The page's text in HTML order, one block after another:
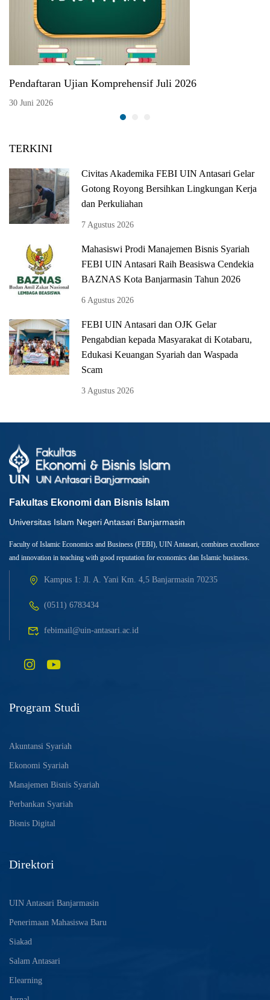
Pendaftaran Ujian Komprehensif Juli 2026
30 Juni 2026
TERKINI
Civitas Akademika FEBI UIN Antasari Gelar
Gotong Royong Bersihkan Lingkungan Kerja
dan Perkuliahan
7 Agustus 2026
Mahasiswi Prodi Manajemen Bisnis Syariah
FEBI UIN Antasari Raih Beasiswa Cendekia
BAZNAS Kota Banjarmasin Tahun 2026
6 Agustus 2026
FEBI UIN Antasari dan OJK Gelar
Pengabdian kepada Masyarakat di Kotabaru,
Edukasi Keuangan Syariah dan Waspada
Scam
3 Agustus 2026
Fakultas Ekonomi dan Bisnis Islam
Universitas Islam Negeri Antasari Banjarmasin
Faculty of Islamic Economics and Business (FEBI), UIN Antasari, combines excellence
and innovation in teaching with good reputation for economics dan Islamic business.
Kampus 1: Jl. A. Yani Km. 4,5 Banjarmasin 70235
(0511) 6783434
febimail@uin-antasari.ac.id
Program Studi
Akuntansi Syariah
Ekonomi Syariah
Manajemen Bisnis Syariah
Perbankan Syariah
Bisnis Digital
Direktori
UIN Antasari Banjarmasin
Penerimaan Mahasiswa Baru
Siakad
Salam Antasari
Elearning